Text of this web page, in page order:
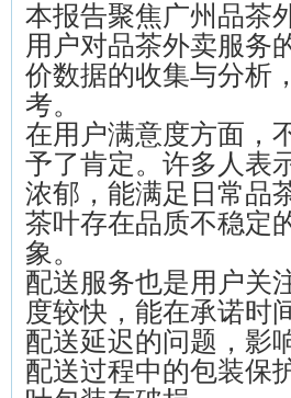
本报告聚焦广州品茶
用户对品茶外卖服务
价数据的收集与分析
考。
在用户满意度方面，
予了肯定。许多人表
浓郁，能满足日常品
茶叶存在品质不稳定
象。
配送服务也是用户关
度较快，能在承诺时
配送延迟的问题，影
配送过程中的包装保